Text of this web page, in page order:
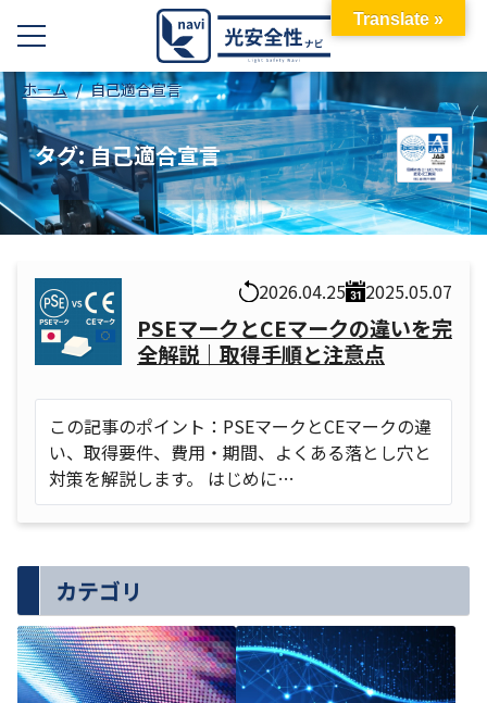
ホーム 自己適合宣言
タグ:自己適合宣言
2026.04.25 2025.05.07
PSEマークとCEマークの違いを完
全解説｜取得手順と注意点
この記事のポイント：PSEマークとCEマークの違
い、取得要件、費用・期間、よくある落とし穴と
対策を解説します。 はじめに…
カテゴリ
Translate »